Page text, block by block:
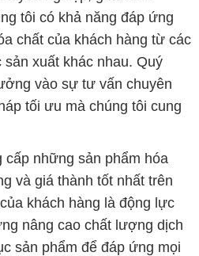
tối ưu mà chúng tôi cung
những sản phẩm hóa
và giá thành tốt nhất trên
khách hàng là động lực
nâng cao chất lượng dịch
sản phẩm để đáp ứng mọi
tiết và được tư vấn, quý
vào trang web của chúng
.